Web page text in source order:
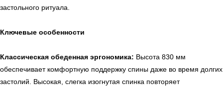
застольного ритуала.
Ключевые особенности
Классическая обеденная эргономика: Высота 830 мм
обеспечивает комфортную поддержку спины даже во время долгих
застолий. Высокая, слегка изогнутая спинка повторяет